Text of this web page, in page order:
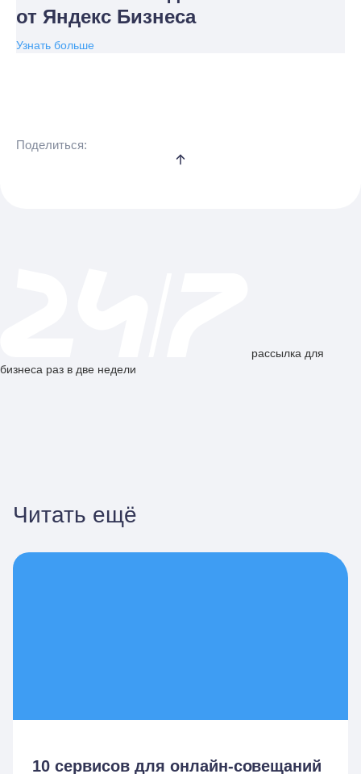
от Яндекс Бизнеса
Узнать больше
Поделиться:
рассылка для
бизнеса раз в две недели
Читать ещё
10 сервисов для онлайн-совещаний